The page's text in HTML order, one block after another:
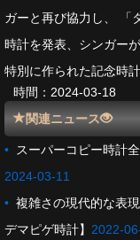
ガーと再び協力し、 「
時計を発表、シンガー
特別に作られた記念時計
時間：2024-03-18
関連ニュース
• スーパーコピー時計
2024-03-11
• 複雑さの現代的な表
デマピゲ時計】 2022-